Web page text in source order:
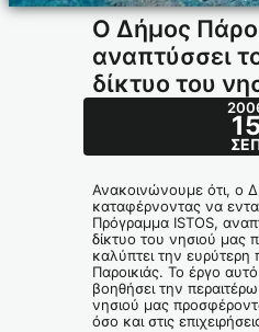
Ο Δήμος
αναπτύσσει
δίκτυο του
15
Ανακοινώνουμε ότι, ο
καταφέρνοντας να
Πρόγραμμα ΙSTOS,
δίκτυο του νησιού μας
καλύπτει την ευρύτερη
Παροικιάς. Το έργο
βοηθήσει την
νησιού μας
όσο και στις